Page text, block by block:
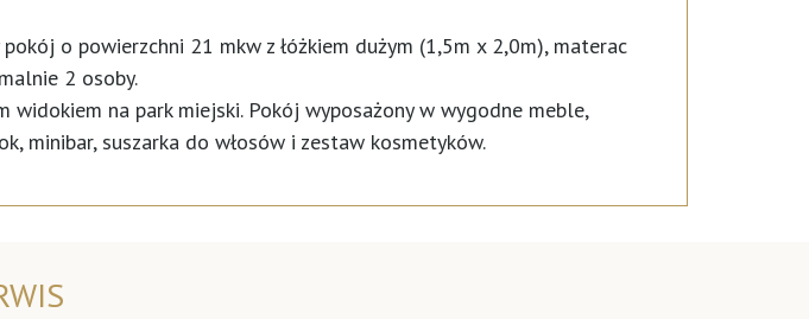
o powierzchni 21 mkw z łóżkiem dużym (1,5m x 2,0m), materac
2 osoby.
na park miejski. Pokój wyposażony w wygodne meble,
minibar, suszarka do włosów i zestaw kosmetyków.